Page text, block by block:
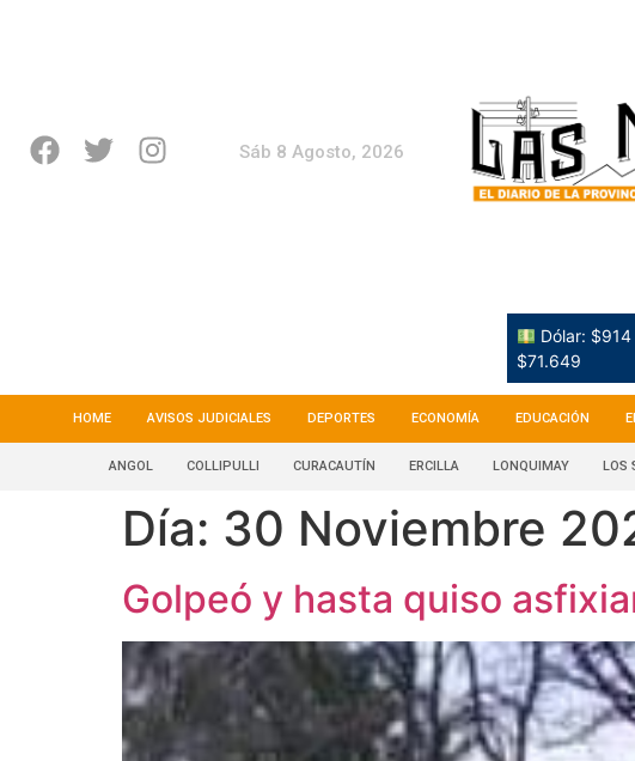
Sáb 8 Agosto, 2026
Dólar:
$71.649
HOME AVISOS JUDICIALES DEPORTES ECONOMÍA EDUCACIÓN
ANGOL COLLIPULLI CURACAUTÍN ERCILLA LONQUIMAY LOS
Día: 30 Noviembre
Golpeó y hasta quiso